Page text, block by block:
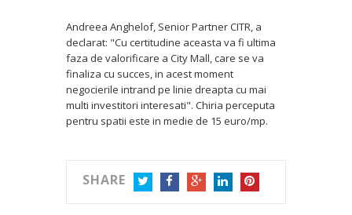
Andreea Anghelof, Senior Partner CITR, a
declarat: "Cu certitudine aceasta va fi ultima
faza de valorificare a City Mall, care se va
finaliza cu succes, in acest moment
negocierile intrand pe linie dreapta cu mai
multi investitori interesati". Chiria perceputa
pentru spatii este in medie de 15 euro/mp.
SHARE